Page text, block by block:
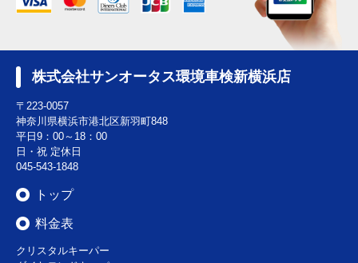
株式会社サンオータス環境車検新横浜店
〒223-0057
神奈川県横浜市港北区新羽町848
平日9：00～18：00
日・祝 定休日
045-543-1848
トップ
料金表
クリスタルキーパー